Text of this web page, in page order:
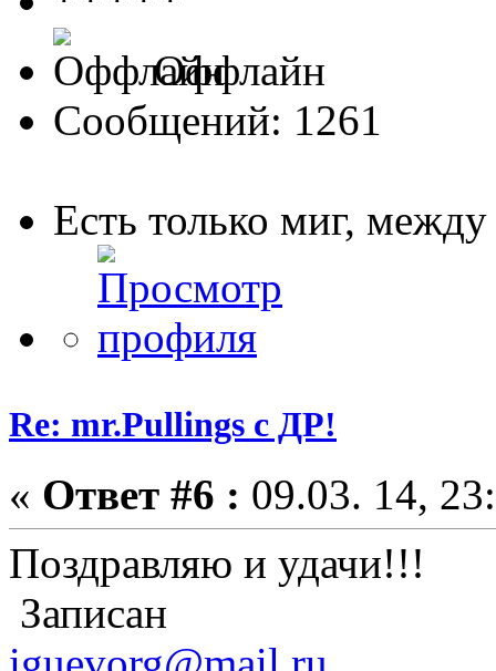
Оффлайн
Сообщений: 1261
Есть только миг,
Re: mr.Pullings с ДР!
« Ответ #6 : 09.03. 14,
Поздравляю и удачи!!!
Записан